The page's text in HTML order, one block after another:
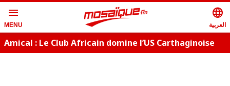
menu
MENU
language
العربية
Amical : Le Club Africain domine l’US Carthaginoise